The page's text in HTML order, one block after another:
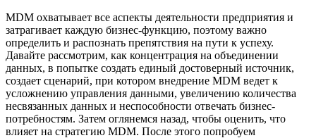
MDM охватывает все аспекты деятельности предприятия и
затрагивает каждую бизнес-функцию, поэтому важно
определить и распознать препятствия на пути к успеху.
Давайте рассмотрим, как концентрация на объединении
данных, в попытке создать единый достоверный источник,
создает сценарий, при котором внедрение MDM ведет к
усложнению управления данными, увеличению количества
несвязанных данных и неспособности отвечать бизнес-
потребностям. Затем оглянемся назад, чтобы оценить, что
влияет на стратегию MDM. После этого попробуем